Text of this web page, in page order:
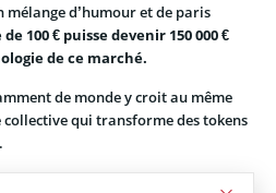
mélange d’humour et de paris
100 € puisse devenir 150 000 €
de ce marché.
de monde y croit au même
collective qui transforme des tokens
qu’un feu de paille, ou peut-être le